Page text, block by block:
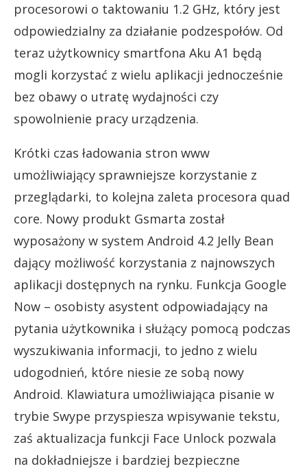
procesorowi o taktowaniu 1.2 GHz, który jest
odpowiedzialny za działanie podzespołów. Od
teraz użytkownicy smartfona Aku A1 będą
mogli korzystać z wielu aplikacji jednocześnie
bez obawy o utratę wydajności czy
spowolnienie pracy urządzenia.
Krótki czas ładowania stron www
umożliwiający sprawniejsze korzystanie z
przeglądarki, to kolejna zaleta procesora quad
core. Nowy produkt Gsmarta został
wyposażony w system Android 4.2 Jelly Bean
dający możliwość korzystania z najnowszych
aplikacji dostępnych na rynku. Funkcja Google
Now – osobisty asystent odpowiadający na
pytania użytkownika i służący pomocą podczas
wyszukiwania informacji, to jedno z wielu
udogodnień, które niesie ze sobą nowy
Android. Klawiatura umożliwiająca pisanie w
trybie Swype przyspiesza wpisywanie tekstu,
zaś aktualizacja funkcji Face Unlock pozwala
na dokładniejsze i bardziej bezpieczne